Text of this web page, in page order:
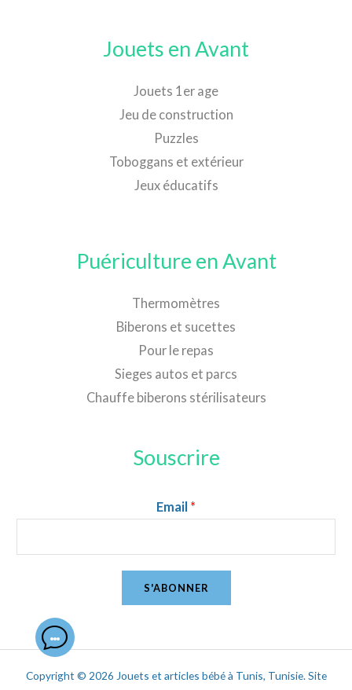
Jouets en Avant
Jouets 1er age
Jeu de construction
Puzzles
Toboggans et extérieur
Jeux éducatifs
Puériculture en Avant
Thermomètres
Biberons et sucettes
Pour le repas
Sieges autos et parcs
Chauffe biberons stérilisateurs
Souscrire
Email *
S'ABONNER
Copyright © 2026 Jouets et articles bébé à Tunis, Tunisie. Site